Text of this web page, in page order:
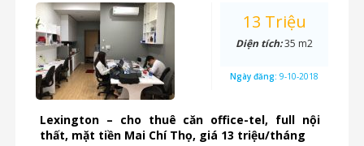
Lexington – cho thuê căn office-tel, full nội
thất, mặt tiền Mai Chí Thọ, giá 13 triệu/tháng
13 Triệu
Diện tích:35 m2
Ngày đăng: 9-10-2018